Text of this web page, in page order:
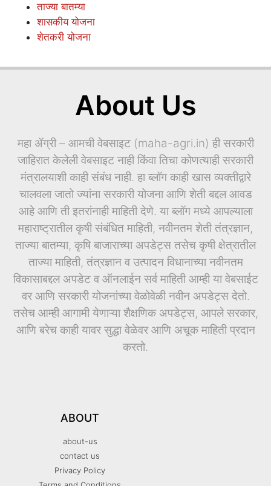
ताज्या बातम्या
शासकीय योजना
शेतकरी योजना
About Us
महा ॲग्री – आमची वेबसाइट (maha-agri.in) ही सरकारी
जाहिरात केलेली वेबसाइट नाही किंवा तिचा कोणत्याही सरकारी
मंत्रालयाशी काही संबंध नाही. हा ब्लॉग काही खास व्यक्तीद्वारे
चालवला जातो ज्यांना सरकारी योजना आणि शेती बद्दल आवड
आहे आणि ती इतरांनाही माहिती देणे. या ब्लॉग मध्ये आपल्याला
महाराष्ट्रातील कृषी संबंधित माहिती, नवीनतम शेती तंत्रज्ञान,
ताज्या बातम्या, कृषि बाजाराच्या अपडेट्स तसेच कृषी क्षेत्रातील
ताज्या माहिती, तंत्रज्ञान व उत्पादन विधानाच्या नवीनतम
विकासाबद्दल अपडेट व ऑनलाईन सर्व माहिती आम्ही या वेबसाईट
वर आणि सरकारी योजनांच्या वेळोवेळी नवीन अपडेट्स देतो.
तसेच आम्ही आगामी येणाऱ्या शैक्षणिक अपडेट्स, आपले सरकार,
आणि बरेच काही यावर सुद्धा वेळेवर आणि अचूक माहिती प्रदान
करतो.
ABOUT
about-us
contact us
Privacy Policy